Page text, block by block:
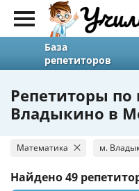
База
репетиторов
Репетиторы
Владыкино в
Математика м.
Найдено49